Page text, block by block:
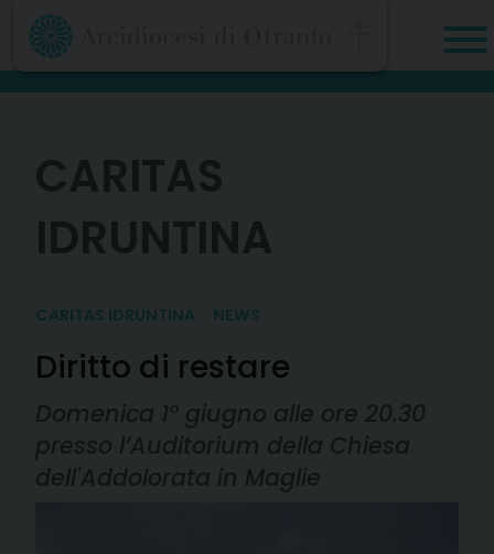
Skip
content
CARITAS
IDRUNTINA
CARITAS IDRUNTINA NEWS
Diritto di restare
Domenica 1° giugno alle ore 20.30
presso l’Auditorium della Chiesa
dell'Addolorata in Maglie